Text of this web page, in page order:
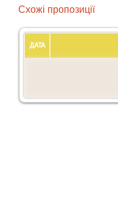
Схожі пропозиції
ДАТА